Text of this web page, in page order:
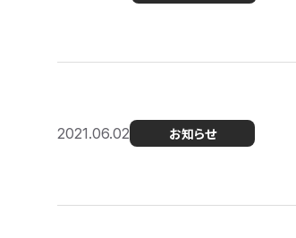
2021.06.02 お知らせ